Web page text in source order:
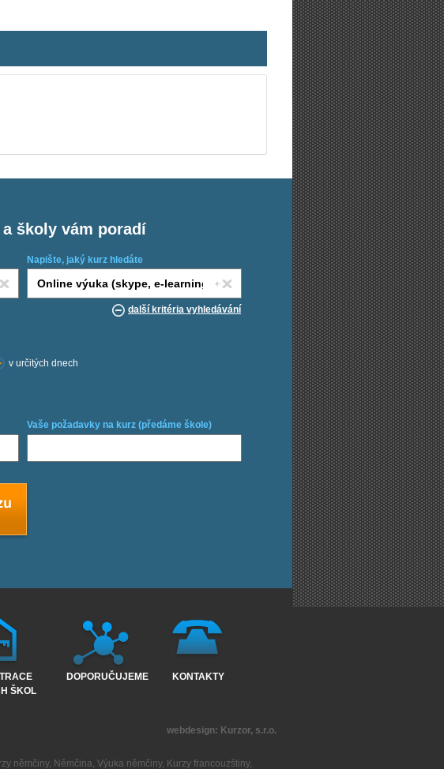
školy vám poradí
Napište, jaký kurz hledáte
další kritéria vyhledávání
v určitých dnech
Vaše požadavky na kurz (předáme škole)
ŠKOL
DOPORUČUJEME KONTAKTY
webdesign: Kurzor, s.r.o.
němčiny, Němčina, Výuka němčiny, Kurzy francouzštiny,